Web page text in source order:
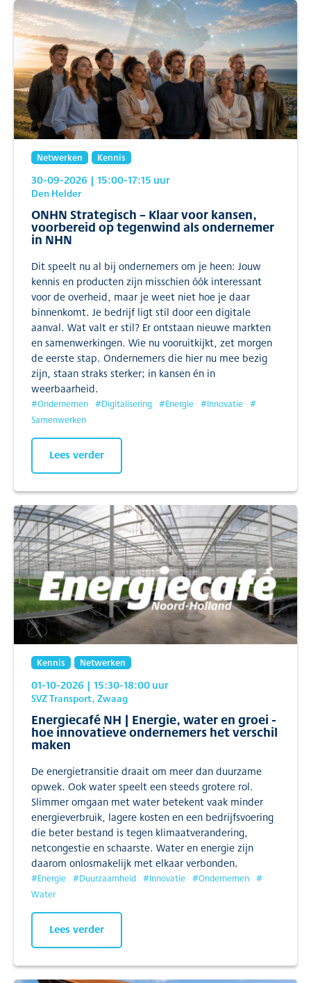
Netwerken Kennis
30-09-2026 | 15:00-17:15 uur
Den Helder
ONHN Strategisch – Klaar voor kansen,
voorbereid op tegenwind als ondernemer
in NHN
Dit speelt nu al bij ondernemers om je heen: Jouw
kennis en producten zijn misschien óók interessant
voor de overheid, maar je weet niet hoe je daar
binnenkomt. Je bedrijf ligt stil door een digitale
aanval. Wat valt er stil? Er ontstaan nieuwe markten
en samenwerkingen. Wie nu vooruitkijkt, zet morgen
de eerste stap. Ondernemers die hier nu mee bezig
zijn, staan straks sterker; in kansen én in
weerbaarheid.
#Ondernemen #Digitalisering #Energie #Innovatie #
Samenwerken
Lees verder
Kennis Netwerken
01-10-2026 | 15:30-18:00uur
SVZ Transport, Zwaag
Energiecafé NH | Energie, water en groei -
hoe innovatieve ondernemers het verschil
maken
De energietransitie draait om meer dan duurzame
opwek. Ook water speelt een steeds grotere rol.
Slimmer omgaan met water betekent vaak minder
energieverbruik, lagere kosten en een bedrijfsvoering
die beter bestand is tegen klimaatverandering,
netcongestie en schaarste. Water en energie zijn
daarom onlosmakelijk met elkaar verbonden.
#Energie #Duurzaamheid #Innovatie #Ondernemen #
Water
Lees verder